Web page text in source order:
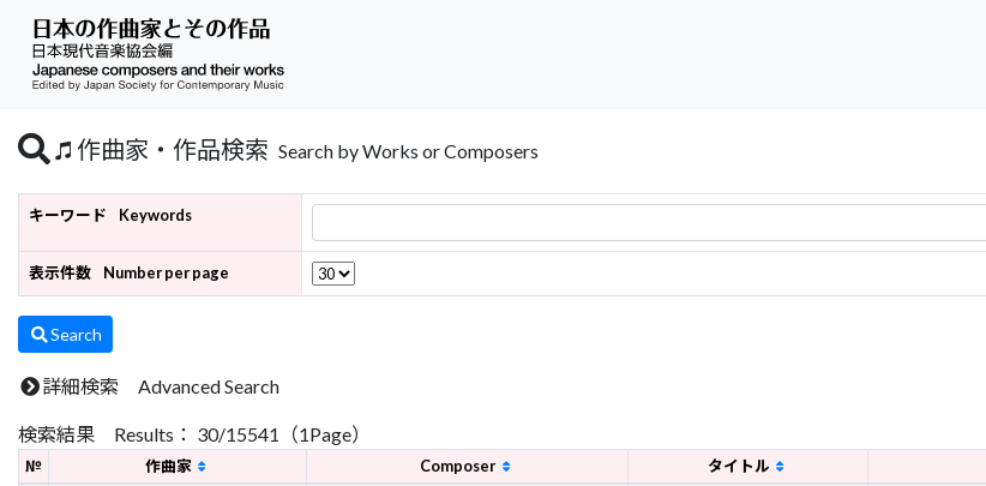
作曲家・作品検索 Search by Works or Composers
キーワード Keywords
表示件数 Number per page
Search
詳細検索 Advanced Search
検索結果 Results： 30/15541（1Page）
№ 作曲家 Composer タイトル